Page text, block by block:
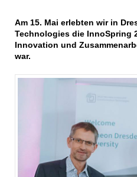
Am 15. Mai erlebten wir in
Technologies die InnoSpring
Innovation und
war.